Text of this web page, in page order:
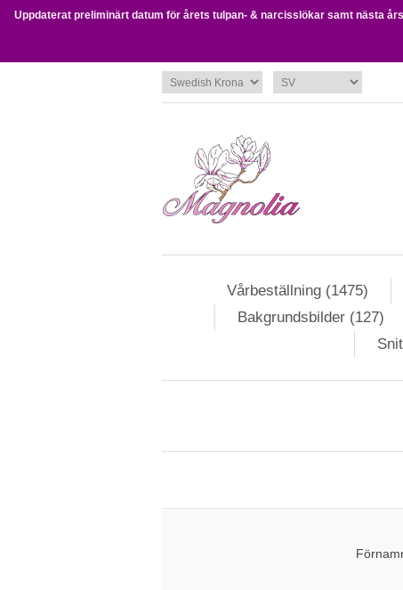
Uppdaterat preliminärt datum för årets tulpan- & narcisslökar samt nästa
Vårbeställning (1475)
Bakgrundsbilder (127)